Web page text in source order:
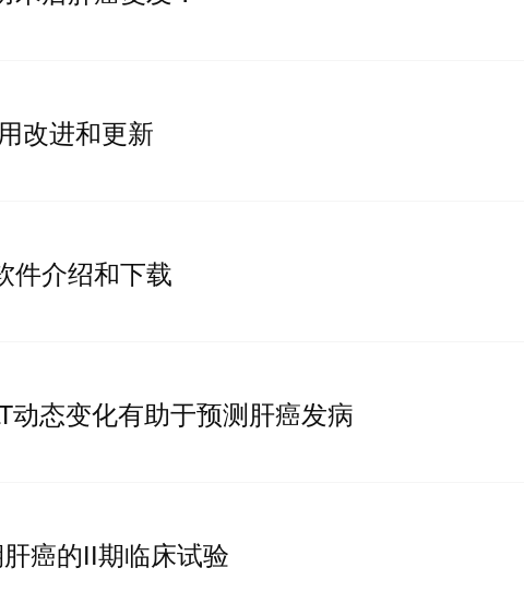
改进和更新
件介绍和下载
动态变化有助于预测肝癌发病
癌的II期临床试验